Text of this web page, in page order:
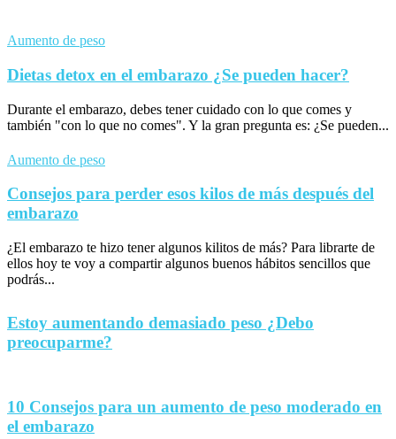
Aumento de peso
Dietas detox en el embarazo ¿Se pueden hacer?
Durante el embarazo, debes tener cuidado con lo que comes y
también "con lo que no comes". Y la gran pregunta es: ¿Se pueden...
Aumento de peso
Consejos para perder esos kilos de más después del
embarazo
¿El embarazo te hizo tener algunos kilitos de más? Para librarte de
ellos hoy te voy a compartir algunos buenos hábitos sencillos que
podrás...
Estoy aumentando demasiado peso ¿Debo
preocuparme?
10 Consejos para un aumento de peso moderado en
el embarazo